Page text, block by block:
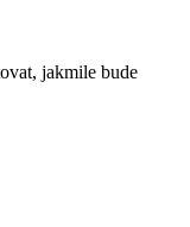
jakmile bude